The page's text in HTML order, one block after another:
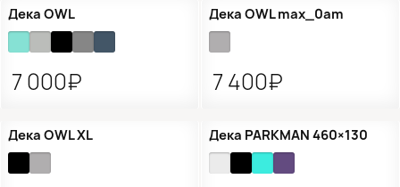
Дека OWL
7 000₽
Дека OWL max_0am
7 400₽
Дека OWL XL Дека PARKMAN 460×130